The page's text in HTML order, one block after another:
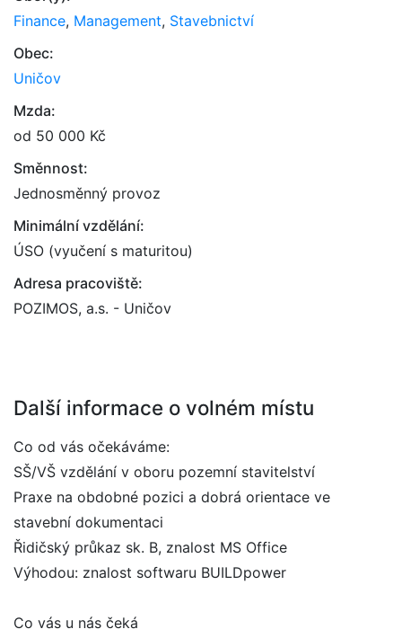
Finance, Management, Stavebnictví
Obec:
Uničov
Mzda:
od 50 000 Kč
Směnnost:
Jednosměnný provoz
Minimální vzdělání:
ÚSO (vyučení s maturitou)
Adresa pracoviště:
POZIMOS, a.s. - Uničov
Další informace o volném místu
Co od vás očekáváme:
SŠ/VŠ vzdělání v oboru pozemní stavitelství
Praxe na obdobné pozici a dobrá orientace ve
stavební dokumentaci
Řidičský průkaz sk. B, znalost MS Office
Výhodou: znalost softwaru BUILDpower
Co vás u nás čeká